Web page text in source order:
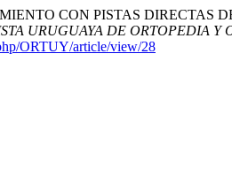
CON PISTAS DIRECTAS
URUGUAYA DE ORTOPEDIA Y
ORTUY/article/view/28